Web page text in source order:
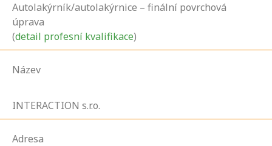
Autolakýrník/autolakýrnice – finální povrchová
úprava
(detail profesní kvalifikace)
Název
INTERACTION s.r.o.
Adresa